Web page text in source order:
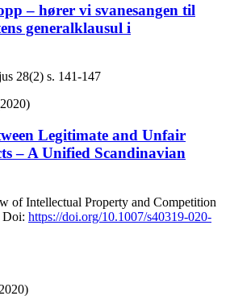
– hører vi svanesangen til
generalklausul i
28(2) s. 141-147
Legitimate and Unfair
– A Unified Scandinavian
of Intellectual Property and Competition
Doi: https://doi.org/10.1007/s40319-020-